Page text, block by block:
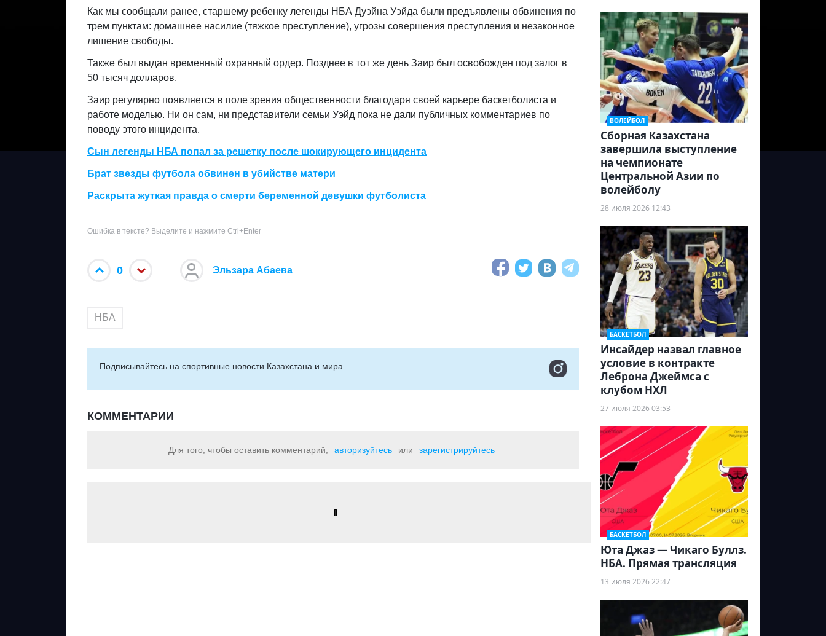
Как мы сообщали ранее, старшему ребенку легенды НБА Дуэйна Уэйда были предъявлены обвинения по
трем пунктам: домашнее насилие (тяжкое преступление), угрозы совершения преступления и незаконное
лишение свободы.
Также был выдан временный охранный ордер. Позднее в тот же день Заир был освобожден под залог в
50 тысяч долларов.
Заир регулярно появляется в поле зрения общественности благодаря своей карьере баскетболиста и
работе моделью. Ни он сам, ни представители семьи Уэйд пока не дали публичных комментариев по
поводу этого инцидента.
Сын легенды НБА попал за решетку после шокирующего инцидента
Брат звезды футбола обвинен в убийстве матери
Раскрыта жуткая правда о смерти беременной девушки футболиста
Ошибка в тексте? Выделите и нажмите Ctrl+Enter
0 Эльзара Абаева
НБА
Подписывайтесь на cпортивные новости Казахстана и мира
КОММЕНТАРИИ
Для того, чтобы оставить комментарий, авторизуйтесь или зарегистрируйтесь
ВОЛЕЙБОЛ
Сборная Казахстана
завершила выступление
на чемпионате
Центральной Азии по
волейболу
28 июля 2026 12:43
БАСКЕТБОЛ
Инсайдер назвал главное
условие в контракте
Леброна Джеймса с
клубом НХЛ
27 июля 2026 03:53
БАСКЕТБОЛ
Юта Джаз — Чикаго Буллз.
НБА. Прямая трансляция
13 июля 2026 22:47